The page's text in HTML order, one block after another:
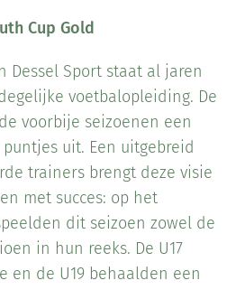
Cup Gold
Dessel Sport staat al jaren
voetbalopleiding. De
voorbije seizoenen een
uit. Een uitgebreid
trainers brengt deze visie
met succes: op het
dit seizoen zowel de
in hun reeks. De U17
en de U19 behaalden een